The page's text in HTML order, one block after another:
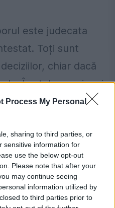
Process My Personal
sharing to third parties, or
sensitive information for
use the below opt-out
Please note that after your
may continue seeing
information utilized by
to third parties prior to
este judecata
Toți sunt
chiar dacă
În stabor, cei mai